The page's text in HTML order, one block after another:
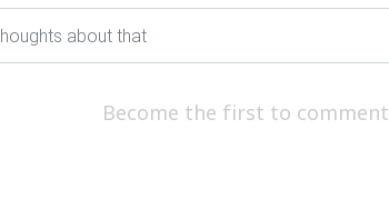
Become the first to comment